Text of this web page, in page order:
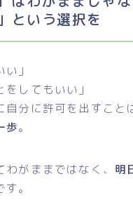
という選択を
」
をしてもいい」
自分に許可を出すこと
歩。
がままではなく、 明
す。